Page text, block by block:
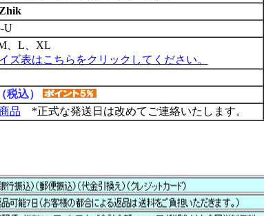
U
、L、XL
ズ表はこちらをクリックしてください。
税込）
品 *正式な発送日は改めてご連絡いたします。